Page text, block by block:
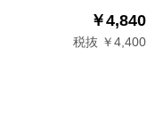
￥4,840
税抜 ￥4,400